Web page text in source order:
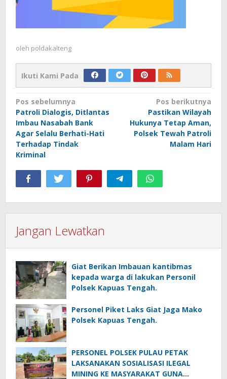
oleh poldakalteng
Ikuti Kami Pada
Navigasi
pos
Pos sebelumnya
Patroli Dialogis, Ditlantas
Imbau Nasabah Bank
Agar Selalu Berhati-Hati
Terhadap Tindak
Kriminal
Pos berikutnya
Pastikan Wilayah
Hukunya Tetap Aman,
Polsek Tewah Patroli
Malam Hari
Jangan Lewatkan
Giat Berikan Imbauan kantibmas
kepada warga di lakukan Personil
Polsek Kapuas Tengah.
‎Personel Piket Laks Giat Jaga Mako
Polsek Kapuas Tengah.
PERSONEL POLSEK PULAU PETAK
LAKSANAKAN SOSIALISASI ILEGAL
MINING KE MASYARAKAT GUNA